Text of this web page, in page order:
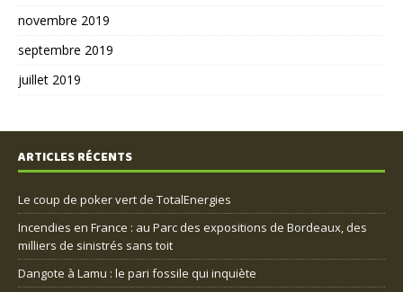
novembre 2019
septembre 2019
juillet 2019
ARTICLES RÉCENTS
Le coup de poker vert de TotalEnergies
Incendies en France : au Parc des expositions de Bordeaux, des
milliers de sinistrés sans toit
Dangote à Lamu : le pari fossile qui inquiète